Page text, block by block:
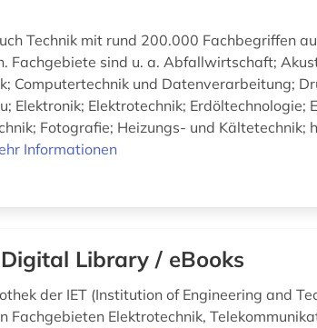
Technik mit rund 200.000 Fachbegriffen
Fachgebiete sind u. a. Abfallwirtschaft;
Computertechnik und Datenverarbeitung;
Elektronik; Elektrotechnik; Erdöltechnologie;
Fotografie; Heizungs- und Kältetechnik;
Informationen
Library / eBooks
der IET (Institution of Engineering and
Fachgebieten Elektrotechnik,